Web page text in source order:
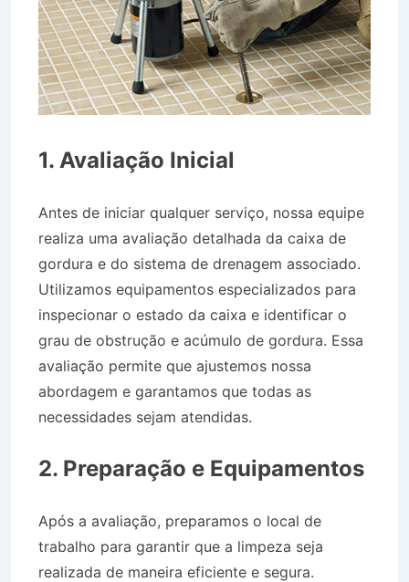
1. Avaliação Inicial
Antes de iniciar qualquer serviço, nossa equipe
realiza uma avaliação detalhada da caixa de
gordura e do sistema de drenagem associado.
Utilizamos equipamentos especializados para
inspecionar o estado da caixa e identificar o
grau de obstrução e acúmulo de gordura. Essa
avaliação permite que ajustemos nossa
abordagem e garantamos que todas as
necessidades sejam atendidas.
2. Preparação e Equipamentos
Após a avaliação, preparamos o local de
trabalho para garantir que a limpeza seja
realizada de maneira eficiente e segura.